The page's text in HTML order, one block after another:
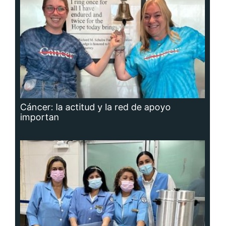
Cáncer: la actitud y la red de apoyo
importan